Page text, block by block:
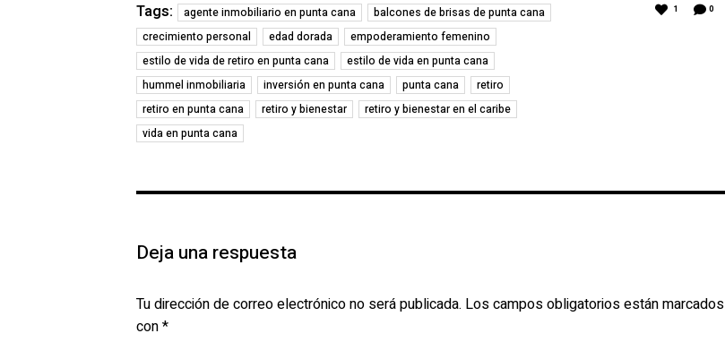
Tags: agente inmobiliario en punta cana
balcones de brisas de punta cana
crecimiento personal
edad dorada
empoderamiento femenino
estilo de vida de retiro en punta cana
estilo de vida en punta cana
hummel inmobiliaria
inversión en punta cana punta cana
retiro
retiro en punta cana
retiro y bienestar
retiro y bienestar en el caribe
vida en punta cana
1 0
Deja una respuesta
Tu dirección de correo electrónico no será publicada. Los campos obligatorios están marcados
con*